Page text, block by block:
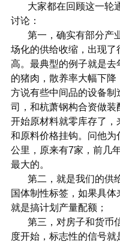
大家都在回顾这一轮
讨论：
第一，确实有部分产
场化的供给收缩，出现
高。最典型的例子就是
的猪肉，散养率大幅下
方说有些中间品的设备
司，和杭萧钢构合资做
开始原材料就零库存了，
和原料价格挂钩。问他
公里，原来有7家，前几
最大的。
第二，就是我们的供
国体制性标签，如果具
就是搞计划产量配额；
第三，对房子和货币
度开始，标志性的信号